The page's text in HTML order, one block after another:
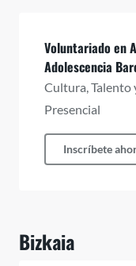
Voluntariado en
Adolescencia
Cultura,
Presencial
Inscríbete
Bizkaia